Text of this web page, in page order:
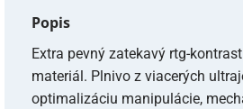
Popis
Extra pevný zatekavý rtg-
materiál. Plnivo z viacerých
optimalizáciu manipulácie,